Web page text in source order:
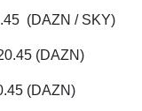
(DAZN / SKY)
(DAZN)
(DAZN)